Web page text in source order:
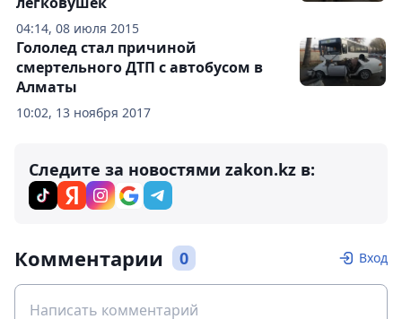
04:14, 08 июля 2015
10:02, 13 ноября 2017
Гололед стал причиной
смертельного ДТП с автобусом в
Алматы
Следите за новостями zakon.kz в:
Комментарии 0 Вход